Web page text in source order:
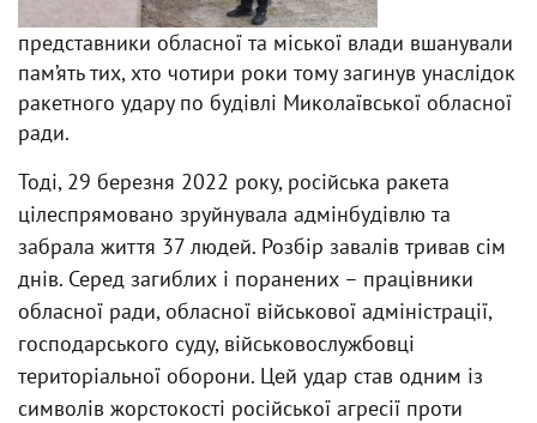
представники обласної та міської влади вшанували
пам’ять тих, хто чотири роки тому загинув унаслідок
ракетного удару по будівлі Миколаївської обласної
ради.
Тоді, 29 березня 2022 року, російська ракета
цілеспрямовано зруйнувала адмінбудівлю та
забрала життя 37 людей. Розбір завалів тривав сім
днів. Серед загиблих і поранених – працівники
обласної ради, обласної військової адміністрації,
господарського суду, військовослужбовці
територіальної оборони. Цей удар став одним із
символів жорстокості російської агресії проти